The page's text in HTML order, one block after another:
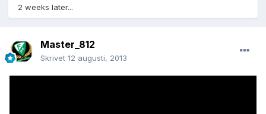
2 weeks later...
Master_812
Skrivet 12 augusti, 2013